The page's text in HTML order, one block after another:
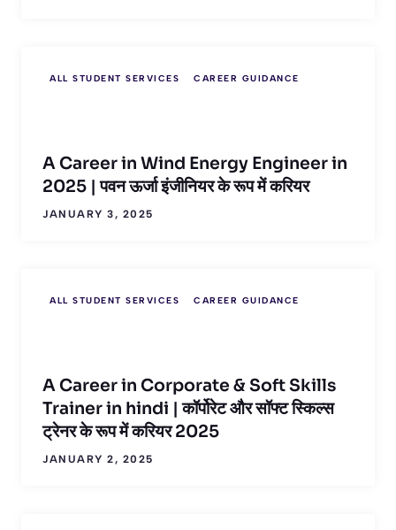
ALL STUDENT SERVICES CAREER GUIDANCE
A Career in Wind Energy Engineer in
2025 | पवन ऊर्जा इंजीनियर के रूप में करियर
JANUARY 3, 2025
ALL STUDENT SERVICES CAREER GUIDANCE
A Career in Corporate & Soft Skills
Trainer in hindi | कॉर्पोरेट और सॉफ्ट स्किल्स
ट्रेनर के रूप में करियर 2025
JANUARY 2, 2025